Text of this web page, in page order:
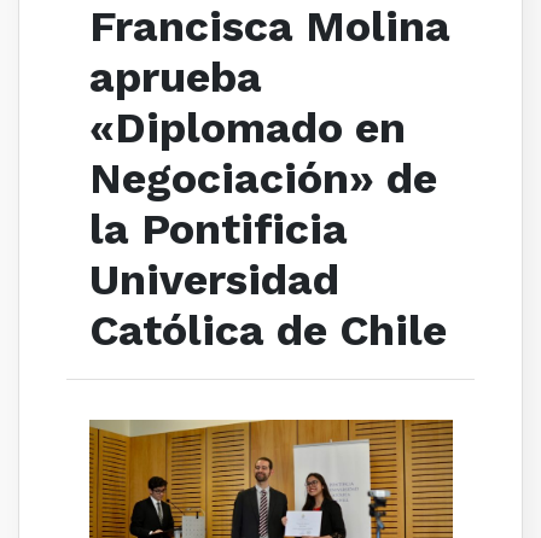
Francisca Molina
aprueba
«Diplomado en
Negociación» de
la Pontificia
Universidad
Católica de Chile